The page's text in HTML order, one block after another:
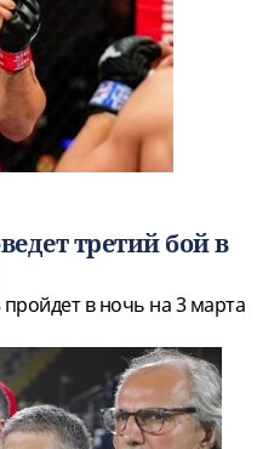
третий бой в
в ночь на 3 марта